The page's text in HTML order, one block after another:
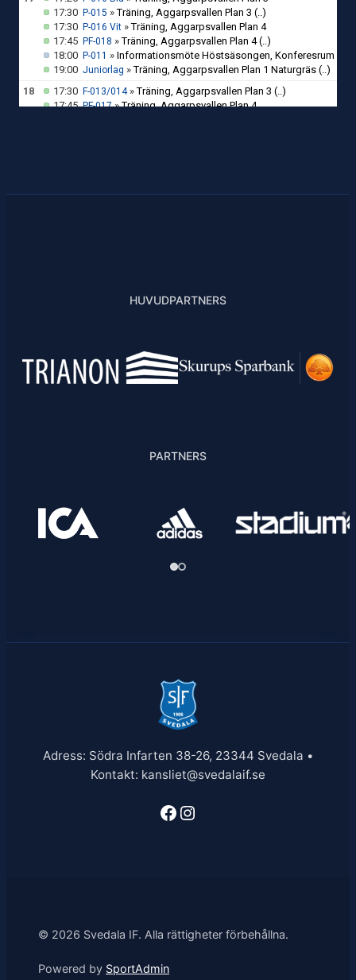
HUVUDPARTNERS
PARTNERS
Adress: Södra Infarten 38-26, 23344 Svedala •
Kontakt: kansliet@svedalaif.se
Facebook
Instagram
© 2026 Svedala IF. Alla rättigheter förbehållna.
Powered by SportAdmin